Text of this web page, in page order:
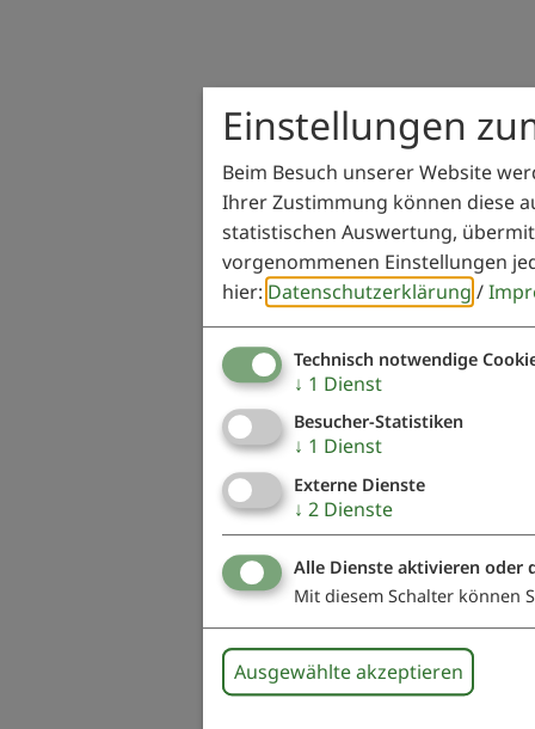
Einstellungen
Beim Besuch unserer Website
Ihrer Zustimmung können diese
statistischen Auswertung,
vorgenommenen Einstellungen
hier: Datenschutzerklärung /
Technisch notwendige
↓ 1 Dienst
Besucher-Statistiken
↓ 1 Dienst
Externe Dienste
↓ 2 Dienste
Alle Dienste aktivieren oder
Mit diesem Schalter können
Ausgewählte akzeptieren